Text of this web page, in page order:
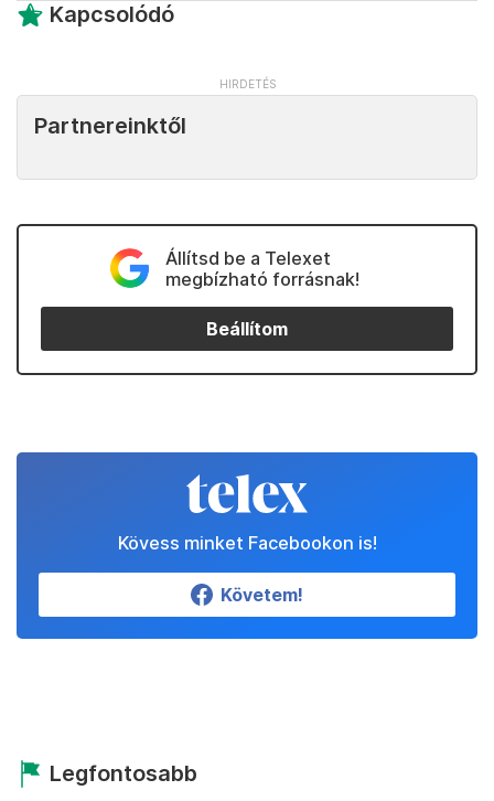
Kapcsolódó
Partnereinktől
Állítsd be a Telexet
megbízható forrásnak!
Beállítom
Kövess minket Facebookon is!
Követem!
Legfontosabb